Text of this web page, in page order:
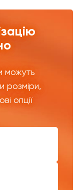
можуть
розміри,
опції